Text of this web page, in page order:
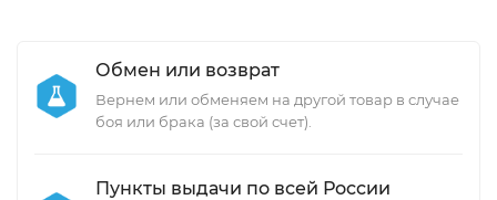
Обмен или возврат
Вернем или обменяем на другой товар в случае
боя или брака (за свой счет).
Пункты выдачи по всей России